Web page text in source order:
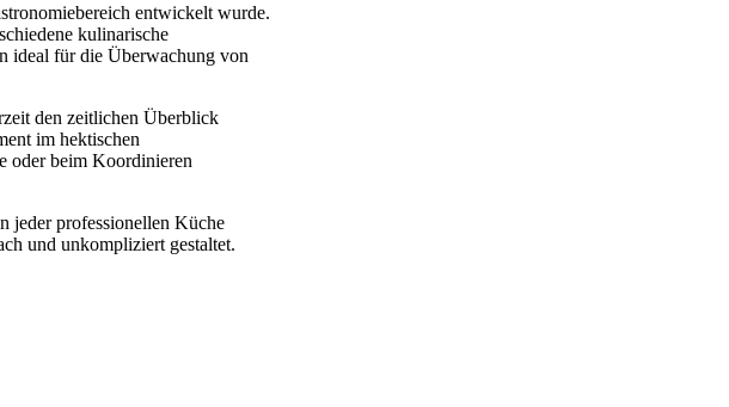
entwickelt wurde.
kulinarische
ideal für die Überwachung von
den zeitlichen Überblick
im hektischen
oder beim Koordinieren
jeder professionellen Küche
und unkompliziert gestaltet.